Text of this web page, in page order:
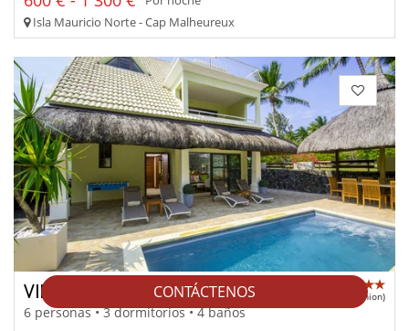
CONTÁCTENOS
Isla Mauricio Norte - Cap Malheureux
VILLA GREEN BADAMIER (1 opinion)
6 personas • 3 dormitorios • 4 baños